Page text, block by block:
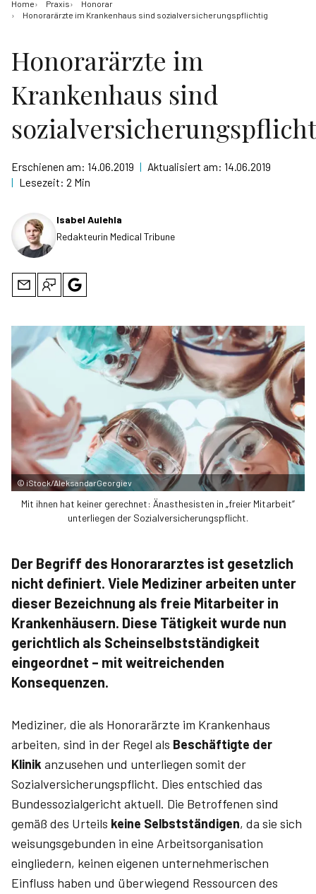
Home Praxis
Honorar
Honorarärzte im Krankenhaus sind sozialversicherungspflichtig
Honorarärzte im
Krankenhaus sind
Erschienen am: 14.06.2019 | Aktualisiert am: 14.06.2019
| Lesezeit: 2 Min
Isabel Aulehla
Redakteurin Medical Tribune
© iStock/AleksandarGeorgiev
Mit ihnen hat keiner gerechnet: Änasthesisten in „freier Mitarbeit“
unterliegen der Sozialversicherungspflicht.
Der Begriff des Honorararztes ist gesetzlich
nicht definiert. Viele Mediziner arbeiten unter
dieser Bezeichnung als freie Mitarbeiter in
Krankenhäusern. Diese Tätigkeit wurde nun
gerichtlich als Scheinselbstständigkeit
eingeordnet – mit weitreichenden
Konsequenzen.
Mediziner, die als Honorarärzte im Krankenhaus
arbeiten, sind in der Regel als Beschäftigte der
Klinik anzusehen und unterliegen somit der
Sozialversicherungspflicht. Dies entschied das
Bundessozialgericht aktuell. Die Betroffenen sind
gemäß des Urteils keine Selbstständigen, da sie sich
weisungsgebunden in eine Arbeitsorganisation
eingliedern, keinen eigenen unternehmerischen
Einfluss haben und überwiegend Ressourcen des